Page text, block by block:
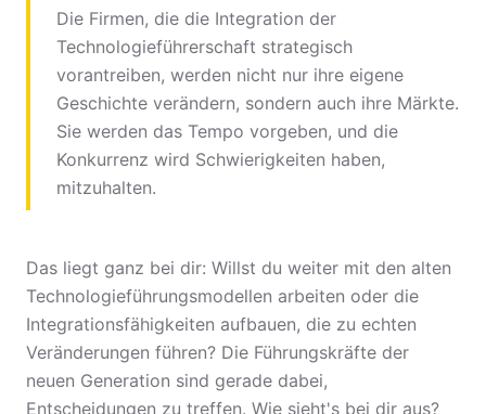
Die Firmen, die die Integration der
Technologieführerschaft strategisch
vorantreiben, werden nicht nur ihre eigene
Geschichte verändern, sondern auch ihre Märkte.
Sie werden das Tempo vorgeben, und die
Konkurrenz wird Schwierigkeiten haben,
mitzuhalten.
Das liegt ganz bei dir: Willst du weiter mit den alten
Technologieführungsmodellen arbeiten oder die
Integrationsfähigkeiten aufbauen, die zu echten
Veränderungen führen? Die Führungskräfte der
neuen Generation sind gerade dabei,
Entscheidungen zu treffen. Wie sieht's bei dir aus?